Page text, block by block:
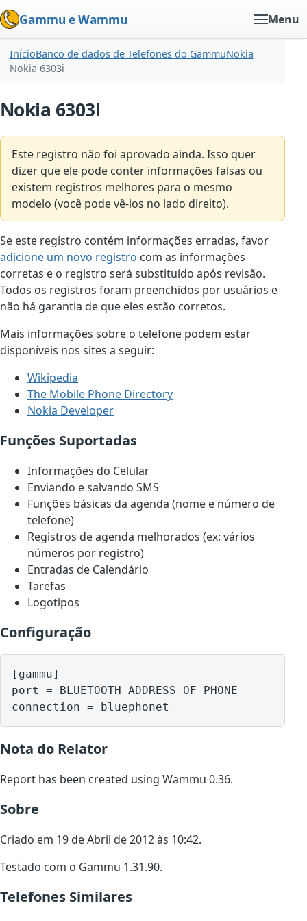
Gammu e Wammu Menu
InícioBanco de dados de Telefones do GammuNokia
Nokia 6303i
Nokia 6303i
Este registro não foi aprovado ainda. Isso quer
dizer que ele pode conter informações falsas ou
existem registros melhores para o mesmo
modelo (você pode vê-los no lado direito).
Se este registro contém informações erradas, favor
adicione um novo registro com as informações
corretas e o registro será substituído após revisão.
Todos os registros foram preenchidos por usuários e
não há garantia de que eles estão corretos.
Mais informações sobre o telefone podem estar
disponíveis nos sites a seguir:
Wikipedia
The Mobile Phone Directory
Nokia Developer
Funções Suportadas
Informações do Celular
Enviando e salvando SMS
Funções básicas da agenda (nome e número de
telefone)
Registros de agenda melhorados (ex: vários
números por registro)
Entradas de Calendário
Tarefas
Logotipos
Configuração
[gammu]
port = BLUETOOTH ADDRESS OF PHONE
Nota do Relator
Report has been created using Wammu 0.36.
Sobre
Criado em 19 de Abril de 2012 às 10:42.
Testado com o Gammu 1.31.90.
Telefones Similares